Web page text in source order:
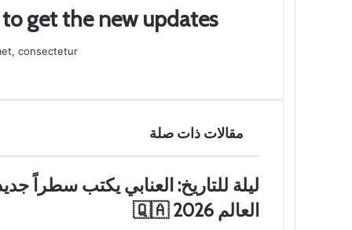
get the new updates!
consectetur.
مقالات ذات صلة
ليلة للتاريخ: العنابي يكتب سطراً
العالم 2026 🇶🇦